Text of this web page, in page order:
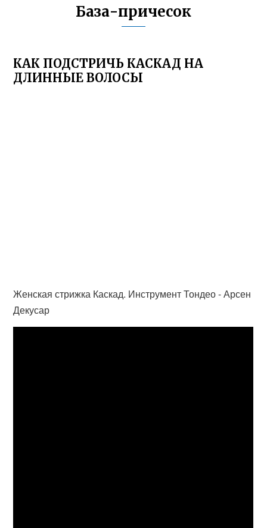
База-причесок
КАК ПОДСТРИЧЬ КАСКАД НА
ДЛИННЫЕ ВОЛОСЫ
Женская стрижка Каскад. Инструмент Тондео - Арсен
Декусар